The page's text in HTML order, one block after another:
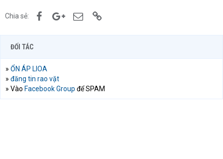
Chia sẻ: FacebookGoogle+Email
ĐỐI TÁC
» ỔN ÁP LIOA
» đăng tin rao vặt
» Vào Facebook Group để SPAM